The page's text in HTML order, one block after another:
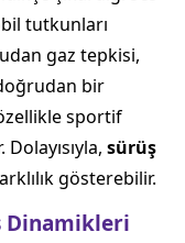
tutkunları
gaz tepkisi,
bir
sportif
sürüş
gösterebilir.
Dinamikleri